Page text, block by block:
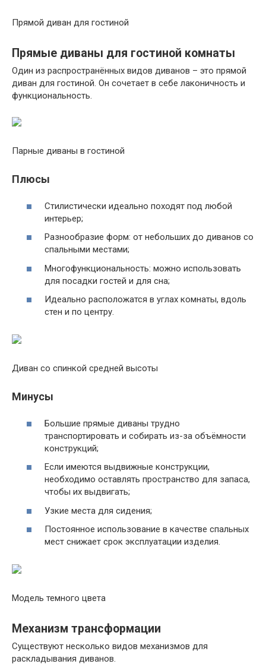
Прямой диван для гостиной
Прямые диваны для гостиной комнаты
Один из распространённых видов диванов – это прямой
диван для гостиной. Он сочетает в себе лаконичность и
функциональность.
Парные диваны в гостиной
Плюсы
Стилистически идеально походят под любой
интерьер;
Разнообразие форм: от небольших до диванов со
спальными местами;
Многофункциональность: можно использовать
для посадки гостей и для сна;
Идеально расположатся в углах комнаты, вдоль
стен и по центру.
Диван со спинкой средней высоты
Минусы
Большие прямые диваны трудно
транспортировать и собирать из-за объёмности
конструкций;
Если имеются выдвижные конструкции,
необходимо оставлять пространство для запаса,
чтобы их выдвигать;
Узкие места для сидения;
Постоянное использование в качестве спальных
мест снижает срок эксплуатации изделия.
Модель темного цвета
Механизм трансформации
Существуют несколько видов механизмов для
раскладывания диванов.